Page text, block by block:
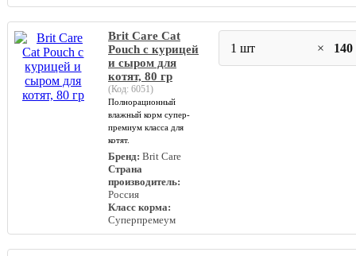
Brit Care Cat
Pouch с курицей
и сыром для
котят, 80 гр
(Код: 6051)
Полнорационный
влажный корм супер-
премиум класса для
котят.
Бренд: Brit Care
Страна
производитель:
Россия
Класс корма:
Суперпремеум
1 шт ×